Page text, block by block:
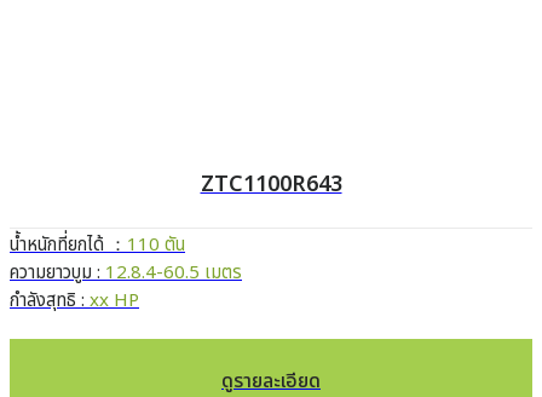
ZTC1100R643
น้ำหนักที่ยกได้ ：110 ตัน
ความยาวบูม :12.8.4-60.5 เมตร
กำลังสุทธิ :xx HP
ดูรายละเอียด